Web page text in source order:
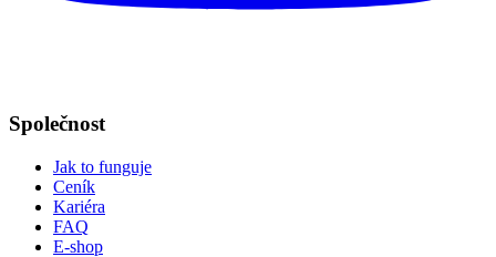
Společnost
Jak to funguje
Ceník
Kariéra
FAQ
E-shop